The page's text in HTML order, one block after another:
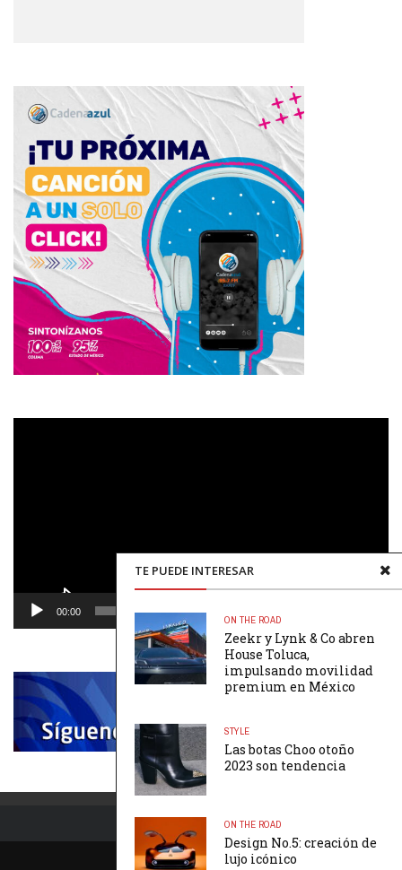
TE PUEDE INTERESAR
ON THE ROAD
Zeekr y Lynk & Co abren
House Toluca,
impulsando movilidad
premium en México
STYLE
Las botas Choo otoño
2023 son tendencia
ON THE ROAD
Design No.5: creación de
lujo icónico
00:00